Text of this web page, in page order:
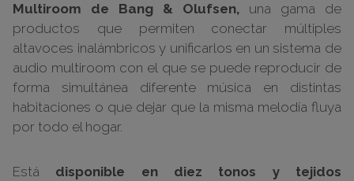
Multiroom de Bang & Olufsen, una gama de
productos que permiten conectar múltiples
altavoces inalámbricos y unificarlos en un sistema de
audio multiroom con el que se puede reproducir de
forma simultánea diferente música en distintas
habitaciones o que dejar que la misma melodía fluya
por todo el hogar.
Está disponible en diez tonos y tejidos